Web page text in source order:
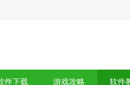
件下载 游戏攻略 软件